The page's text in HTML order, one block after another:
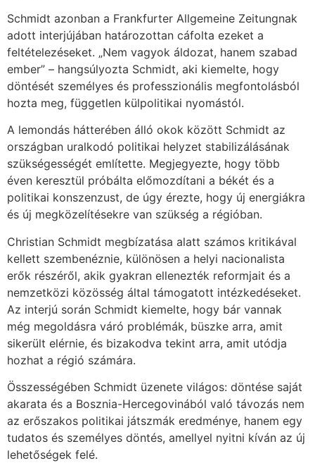
Schmidt azonban a Frankfurter Allgemeine Zeitungnak
adott interjújában határozottan cáfolta ezeket a
feltételezéseket. „Nem vagyok áldozat, hanem szabad
ember” – hangsúlyozta Schmidt, aki kiemelte, hogy
döntését személyes és professzionális megfontolásból
hozta meg, független külpolitikai nyomástól.
A lemondás hátterében álló okok között Schmidt az
országban uralkodó politikai helyzet stabilizálásának
szükségességét említette. Megjegyezte, hogy több
éven keresztül próbálta előmozdítani a békét és a
politikai konszenzust, de úgy érezte, hogy új energiákra
és új megközelítésekre van szükség a régióban.
Christian Schmidt megbízatása alatt számos kritikával
kellett szembenéznie, különösen a helyi nacionalista
erők részéről, akik gyakran ellenezték reformjait és a
nemzetközi közösség által támogatott intézkedéseket.
Az interjú során Schmidt kiemelte, hogy bár vannak
még megoldásra váró problémák, büszke arra, amit
sikerült elérnie, és bizakodva tekint arra, amit utódja
hozhat a régió számára.
Összességében Schmidt üzenete világos: döntése saját
akarata és a Bosznia-Hercegovinából való távozás nem
az erőszakos politikai játszmák eredménye, hanem egy
tudatos és személyes döntés, amellyel nyitni kíván az új
lehetőségek felé.